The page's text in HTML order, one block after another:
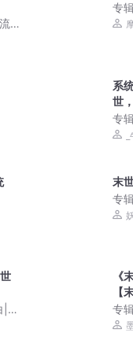
|
专
系
世
专
男
末
专
超
声
《
【
阅】
专
发